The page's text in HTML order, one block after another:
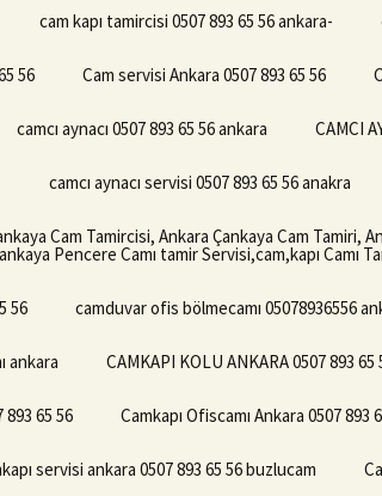
cam kapı tamircisi 0507 893 65 56 ankara-
56 Cam servisi Ankara 0507 893 65 56
camcı aynacı 0507 893 65 56 ankara CAMCI
camcı aynacı servisi 0507 893 65 56 anakra
Cam Tamircisi, Ankara Çankaya Cam Tamiri,
Pencere Camı tamir Servisi,cam,kapı Camı
56 camduvar ofis bölmecamı 05078936556
ankara CAMKAPI KOLU ANKARA 0507 893
893 65 56 Camkapı Ofiscamı Ankara 0507 893
servisi ankara 0507 893 65 56 buzlucam